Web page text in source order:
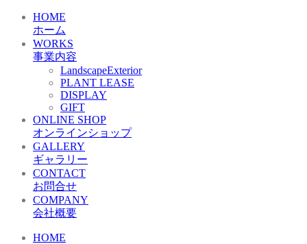
HOME
ホーム
WORKS
事業内容
LandscapeExterior
PLANT LEASE
DISPLAY
GIFT
ONLINE SHOP
オンラインショップ
GALLERY
ギャラリー
CONTACT
お問合せ
COMPANY
会社概要
HOME